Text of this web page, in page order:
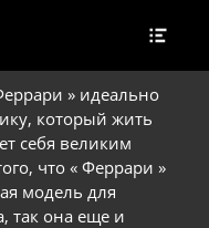
» идеально
который жить
себя великим
что « Феррари »
модель для
так она еще и